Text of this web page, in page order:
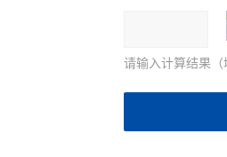
请输入计算结果